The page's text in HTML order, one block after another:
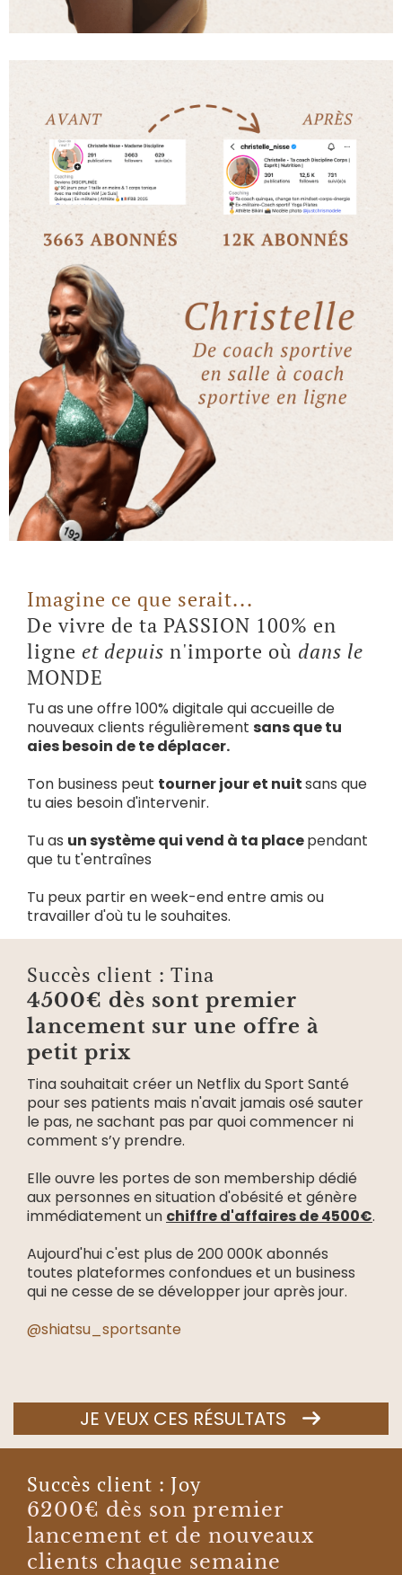
Imagine ce que serait...
De vivre de ta PASSION 100% en
ligne et depuis n'importe où dans le
MONDE
Tu as une offre 100% digitale qui accueille de
nouveaux clients régulièrement sans que tu
aies besoin de te déplacer.
Ton business peut tourner jour et nuitsans que
tu aies besoin d'intervenir.
Tu as un système qui vend à ta placependant
que tu t'entraînes
Tu peux partir en week-end entre amis ou
travailler d'où tu le souhaites.
Succès client : Tina
4500€ dès sont premier
lancement sur une offre à
petit prix
Tina souhaitait créer un Netflix du Sport Santé
pour ses patients mais n'avait jamais osé sauter
le pas, ne sachant pas par quoi commencer ni
comment s’y prendre.
Elle ouvre les portes de son membership dédié
aux personnes en situation d'obésité et génère
immédiatement un chiffre d'affaires de 4500€.
Aujourd'hui c'est plus de 200 000K abonnés
toutes plateformes confondues et un business
qui ne cesse de se développer jour après jour.
@shiatsu_sportsante
JE VEUX CES RÉSULTATS
Succès client : Joy
6200€ dès son premier
lancement et de nouveaux
clients chaque semaine